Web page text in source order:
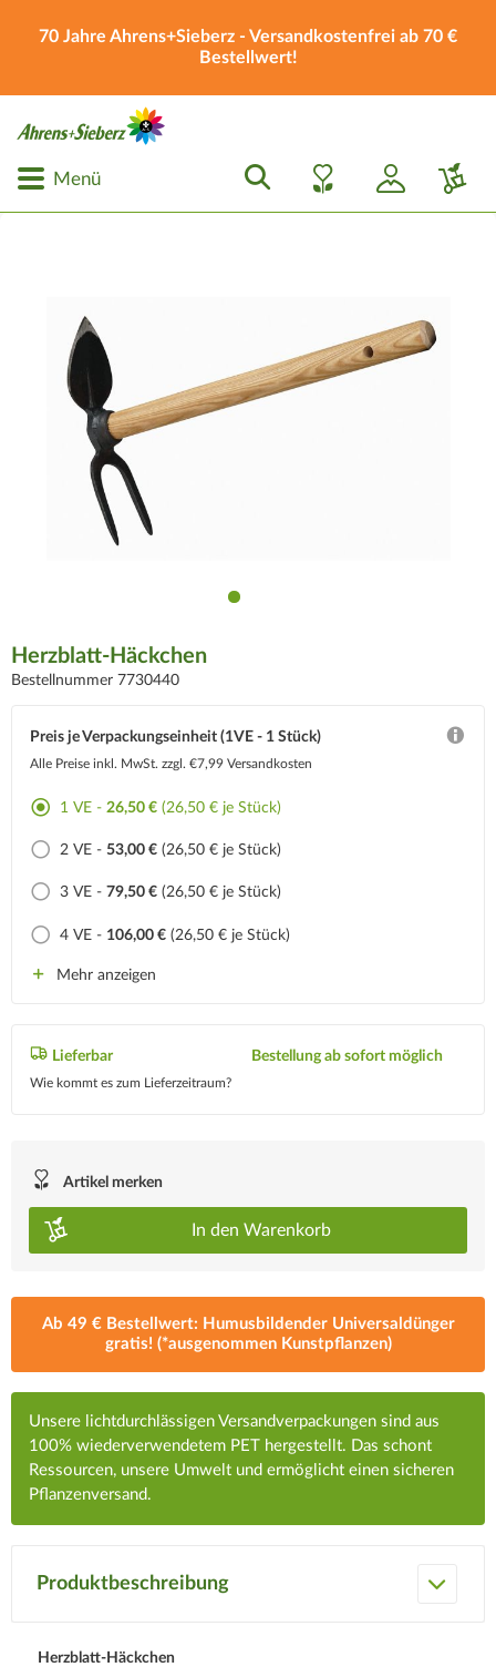
70 Jahre Ahrens+Sieberz - Versandkostenfrei ab 70 €
Bestellwert!
Menü
Herzblatt-Häckchen
Bestellnummer 7730440
Preis je Verpackungseinheit (1VE - 1 Stück)
Alle Preise inkl. MwSt. zzgl. €7,99 Versandkosten
1 VE - 26,50 € (26,50 € je Stück)
2 VE - 53,00 € (26,50 € je Stück)
3 VE - 79,50 € (26,50 € je Stück)
4 VE - 106,00 € (26,50 € je Stück)
Mehr anzeigen
Lieferbar
Wie kommt es zum Lieferzeitraum?
Bestellung ab sofort möglich
Artikel merken
In den Warenkorb
Ab 49 € Bestellwert: Humusbildender Universaldünger
gratis! (*ausgenommen Kunstpflanzen)
Unsere lichtdurchlässigen Versandverpackungen sind aus
100% wiederverwendetem PET hergestellt. Das schont
Ressourcen, unsere Umwelt und ermöglicht einen sicheren
Pflanzenversand.
Produktbeschreibung
Herzblatt-Häckchen